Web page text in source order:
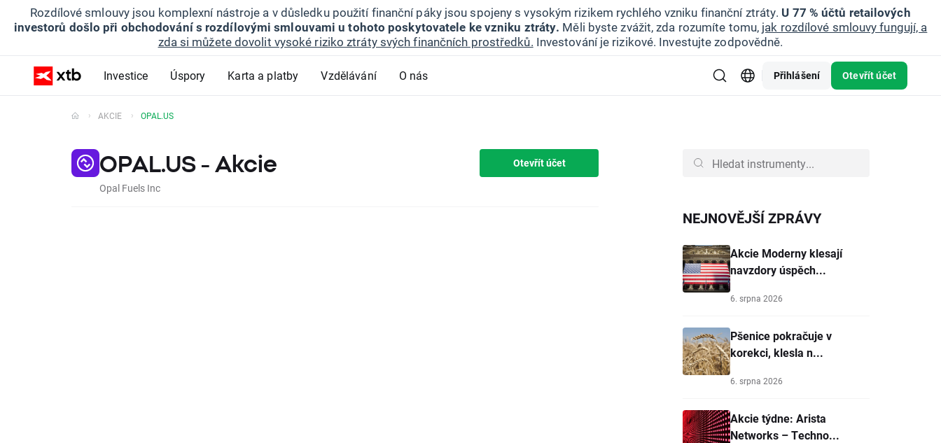
Rozdílové smlouvy jsou komplexní nástroje a v důsledku použití finanční páky jsou spojeny s vysokým rizikem rychlého vzniku finanční ztráty. U 77 % účtů retailových
investorů došlo při obchodování s rozdílovými smlouvami u tohoto poskytovatele ke vzniku ztráty. Měli byste zvážit, zda rozumíte tomu, jak rozdílové smlouvy fungují, a
zda si můžete dovolit vysoké riziko ztráty svých finančních prostředků. Investování je rizikové. Investujte zodpovědně.
Investice Úspory Karta a platby Vzdělávání O nás Přihlášení Otevřít účet
AKCIE OPAL.US
OPAL.US - Akcie
Opal Fuels Inc
Otevřít účet
NEJNOVĚJŠÍ ZPRÁVY
Akcie Moderny klesají
navzdory úspěch...
6. srpna 2026
Pšenice pokračuje v
korekci, klesla n...
6. srpna 2026
Akcie týdne: Arista
Networks – Techno...